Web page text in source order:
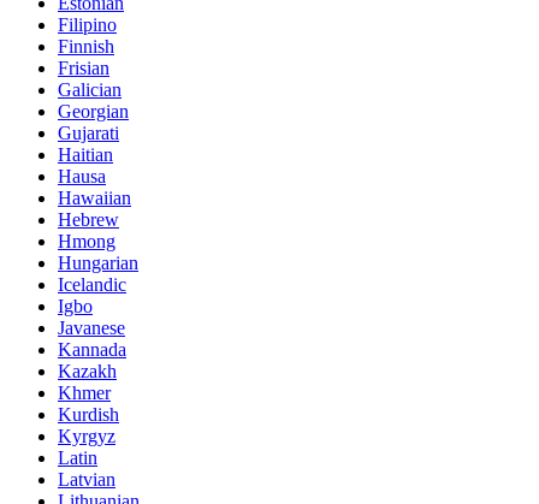
Filipino
Finnish
Frisian
Galician
Georgian
Gujarati
Haitian
Hausa
Hawaiian
Hebrew
Hmong
Hungarian
Icelandic
Igbo
Javanese
Kannada
Kazakh
Khmer
Kurdish
Kyrgyz
Latin
Latvian